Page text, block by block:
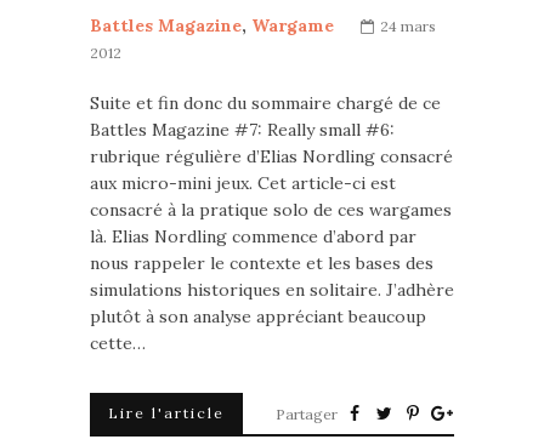
Battles Magazine, Wargame
24 mars
2012
Suite et fin donc du sommaire chargé de ce
Battles Magazine #7: Really small #6:
rubrique régulière d’Elias Nordling consacré
aux micro-mini jeux. Cet article-ci est
consacré à la pratique solo de ces wargames
là. Elias Nordling commence d’abord par
nous rappeler le contexte et les bases des
simulations historiques en solitaire. J’adhère
plutôt à son analyse appréciant beaucoup
cette…
Lire l'article Partager